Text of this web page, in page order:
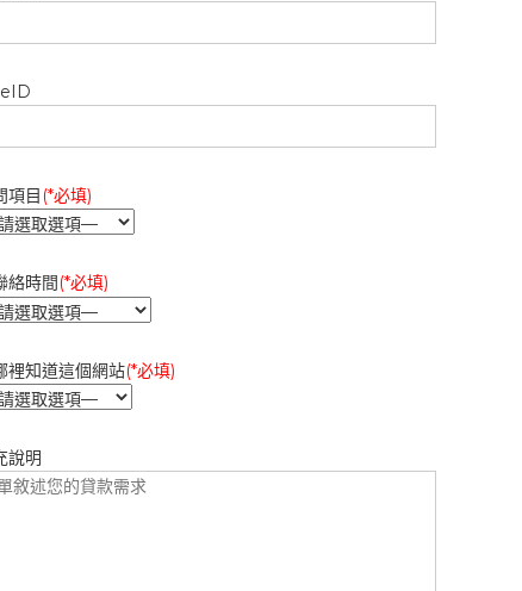
項目 (*必填)
絡時間 (*必填)
裡知道這個網站(*必填)
說明